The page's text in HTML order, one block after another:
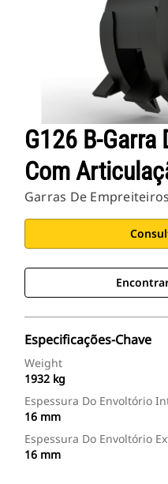
G126 B-
Com
Garras De Empreiteiros
Especificações-Chave
Weight
1932 kg
Espessura Do Envoltório
16 mm
Espessura Do Envoltório
16 mm